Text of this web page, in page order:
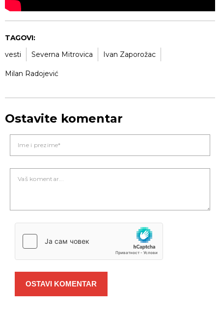
TAGOVI:
vesti
Severna Mitrovica Ivan Zaporožac
Milan Radojević
Ostavite komentar
OSTAVI KOMENTAR